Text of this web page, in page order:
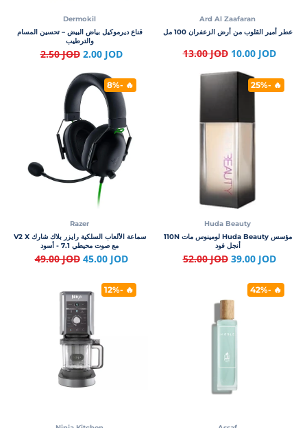
Ard Al Zaafaran
عطر أمير القلوب من أرض الزعفران 100 مل
13.00 JOD10.00 JOD
Dermokil
قناع ديرموكيل بياض البيض – تحسين المسام
والترطيب
2.50 JOD2.00 JOD
🔥 -25%
Huda Beauty
مؤسس Huda Beauty لومينوس مات 110N
أنجل فود
52.00 JOD39.00 JOD
🔥 -8%
Razer
سماعة الألعاب السلكية رايزر بلاك شارك V2 X
مع صوت محيطي 7.1 - أسود
49.00 JOD45.00 JOD
🔥 -42%
🔥 -12%